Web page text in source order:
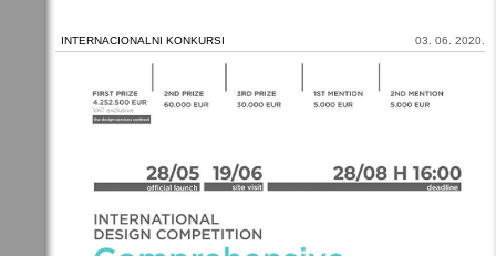
INTERNACIONALNI KONKURSI 03. 06. 2020.